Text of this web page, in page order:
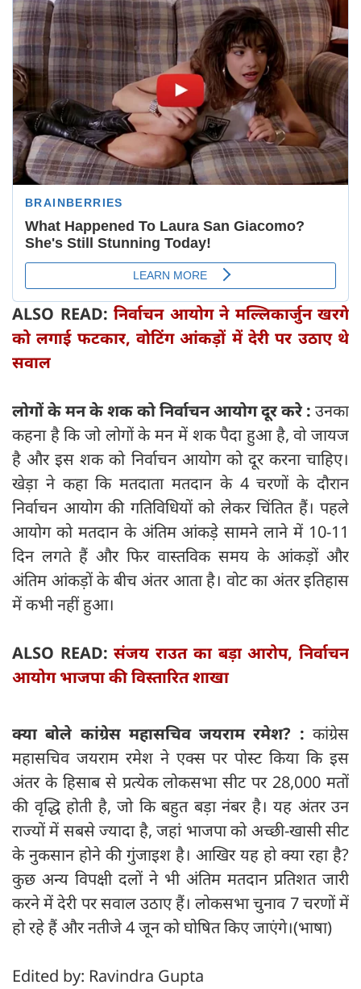
ALSO READ: निर्वाचन आयोग ने मल्लिकार्जुन खरगे
को लगाई फटकार, वोटिंग आंकड़ों में देरी पर उठाए थे
सवाल
लोगों के मन के शक को निर्वाचन आयोग दूर करे : उनका
कहना है कि जो लोगों के मन में शक पैदा हुआ है, वो जायज
है और इस शक को निर्वाचन आयोग को दूर करना चाहिए।
खेड़ा ने कहा कि मतदाता मतदान के 4 चरणों के दौरान
निर्वाचन आयोग की गतिविधियों को लेकर चिंतित हैं। पहले
आयोग को मतदान के अंतिम आंकड़े सामने लाने में 10-11
दिन लगते हैं और फिर वास्तविक समय के आंकड़ों और
अंतिम आंकड़ों के बीच अंतर आता है। वोट का अंतर इतिहास
में कभी नहीं हुआ।
ALSO READ:संजय राउत का बड़ा आरोप, निर्वाचन
आयोग भाजपा की विस्तारित शाखा
क्या बोले कांग्रेस महासचिव जयराम रमेश? : कांग्रेस
महासचिव जयराम रमेश ने एक्स पर पोस्ट किया कि इस
अंतर के हिसाब से प्रत्येक लोकसभा सीट पर 28,000 मतों
की वृद्धि होती है, जो कि बहुत बड़ा नंबर है। यह अंतर उन
राज्यों में सबसे ज्यादा है, जहां भाजपा को अच्छी-खासी सीट
के नुकसान होने की गुंजाइश है। आखिर यह हो क्या रहा है?
कुछ अन्य विपक्षी दलों ने भी अंतिम मतदान प्रतिशत जारी
करने में देरी पर सवाल उठाए हैं। लोकसभा चुनाव 7 चरणों में
हो रहे हैं और नतीजे 4 जून को घोषित किए जाएंगे।(भाषा)
Edited by: Ravindra Gupta